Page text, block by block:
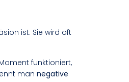
ist. Sie wird oft
funktioniert,
man negative